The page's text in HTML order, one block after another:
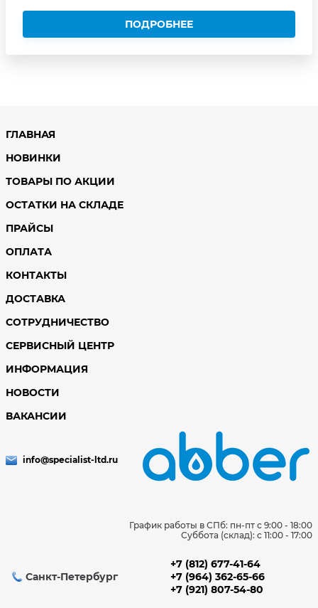
ПОДРОБНЕЕ
ГЛАВНАЯ
НОВИНКИ
ТОВАРЫ ПО АКЦИИ
ОСТАТКИ НА СКЛАДЕ
ПРАЙСЫ
ОПЛАТА
КОНТАКТЫ
ДОСТАВКА
СОТРУДНИЧЕСТВО
СЕРВИСНЫЙ ЦЕНТР
ИНФОРМАЦИЯ
НОВОСТИ
ВАКАНСИИ
info@specialist-ltd.ru
График работы в СПб: пн-пт с 9:00 - 18:00
Суббота (склад): c 11:00 - 17:00
Санкт-Петербург
+7 (812) 677-41-64
+7 (964) 362-65-66
+7 (921) 807-54-80